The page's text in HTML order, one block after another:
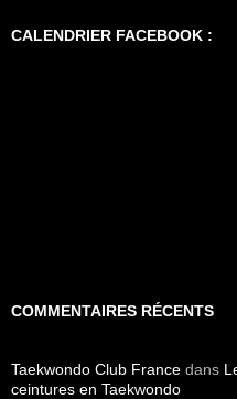
CALENDRIER FACEBOOK :
COMMENTAIRES RÉCENTS
Taekwondo Club France dans
ceintures en Taekwondo